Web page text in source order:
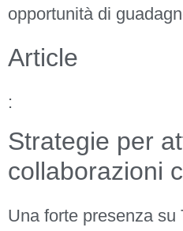
opportunità di
Article
:
Strategie per
collaborazioni
Una forte presenza su